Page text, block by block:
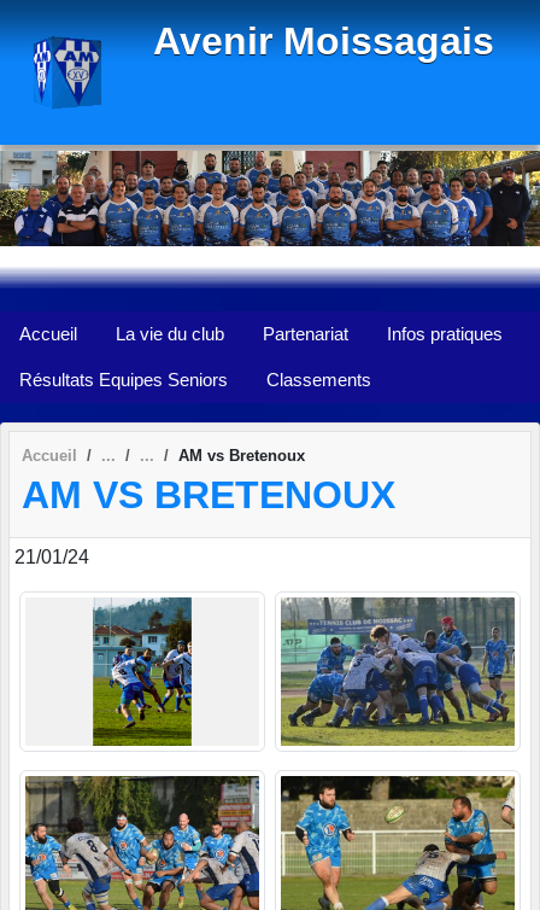
Avenir Moissagais
Accueil La vie du club Partenariat Infos pratiques
Résultats Equipes Seniors Classements
Accueil AM vs Bretenoux
AM VS BRETENOUX
21/01/24